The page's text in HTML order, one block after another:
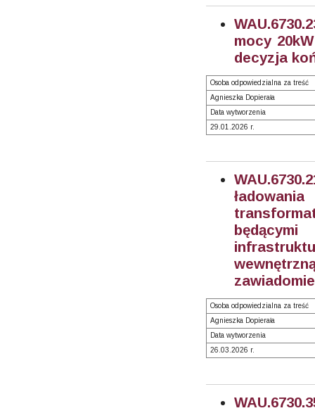
mocy
decyzja
Osoba odpowiedzialna za treść
Agnieszka Dopierała
Data wytworzenia
29.01.2026 r.
Osoba odpowiedzialna za treść
Agnieszka Dopierała
Data wytworzenia
26.03.2026 r.